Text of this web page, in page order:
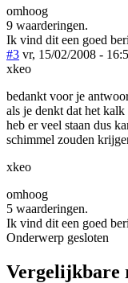
omhoog
9 waarderingen.
Ik vind dit een goed
#3 vr, 15/02/2008 -
xkeo
bedankt voor je
als je denkt dat het
heb er veel staan dus
schimmel zouden
xkeo
omhoog
5 waarderingen.
Ik vind dit een goed
Onderwerp gesloten
Vergelijkbare